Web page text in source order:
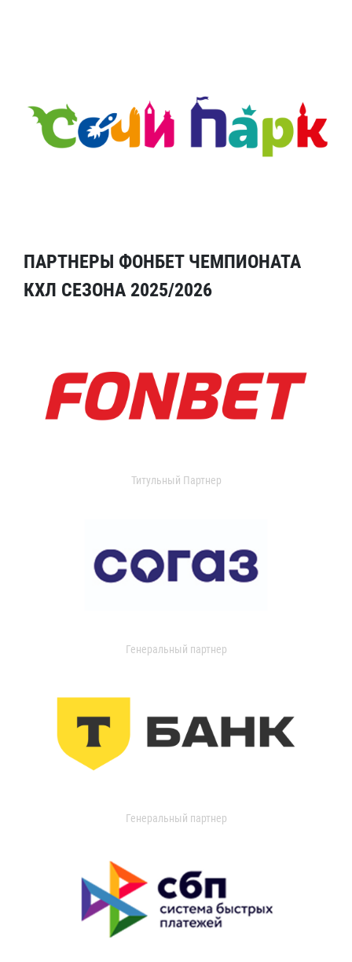
ПАРТНЕРЫ ФОНБЕТ ЧЕМПИОНАТА
КХЛ СЕЗОНА 2025/2026
Титульный Партнер
Генеральный партнер
Генеральный партнер